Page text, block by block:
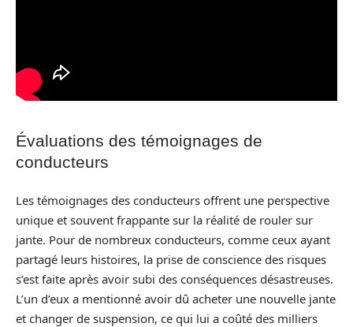
Évaluations des témoignages de
conducteurs
Les témoignages des conducteurs offrent une perspective
unique et souvent frappante sur la réalité de rouler sur
jante. Pour de nombreux conducteurs, comme ceux ayant
partagé leurs histoires, la prise de conscience des risques
s’est faite après avoir subi des conséquences désastreuses.
L’un d’eux a mentionné avoir dû acheter une nouvelle jante
et changer de suspension, ce qui lui a coûté des milliers